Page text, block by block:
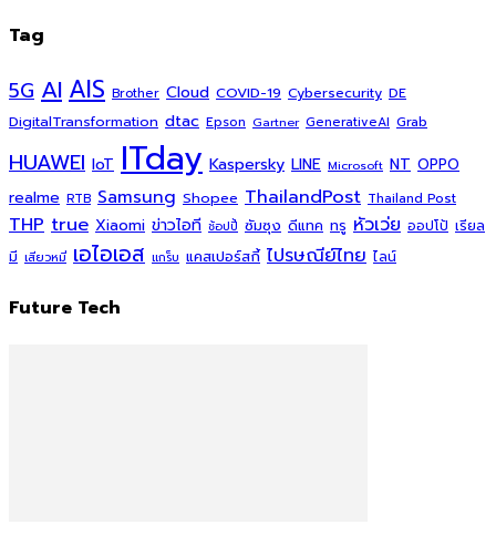
Tag
5G AI AIS Brother Cloud COVID-19 Cybersecurity DE
DigitalTransformation dtac Epson Gartner GenerativeAI Grab
HUAWEI IoT ITday Kaspersky LINE Microsoft NT OPPO
realme RTB Samsung Shopee ThailandPost Thailand Post
THP true Xiaomi ข่าวไอที ช้อปปี้ ซัมซุง ดีแทค ทรู หัวเว่ย ออปโป้ เรียล
มี เสียวหมี่ เอไอเอส แกร็บ แคสเปอร์สกี้ ไปรษณีย์ไทย ไลน์
Future Tech